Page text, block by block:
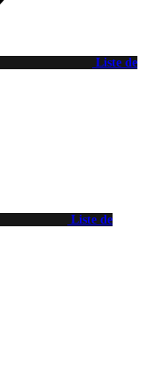
Liste de
Liste de